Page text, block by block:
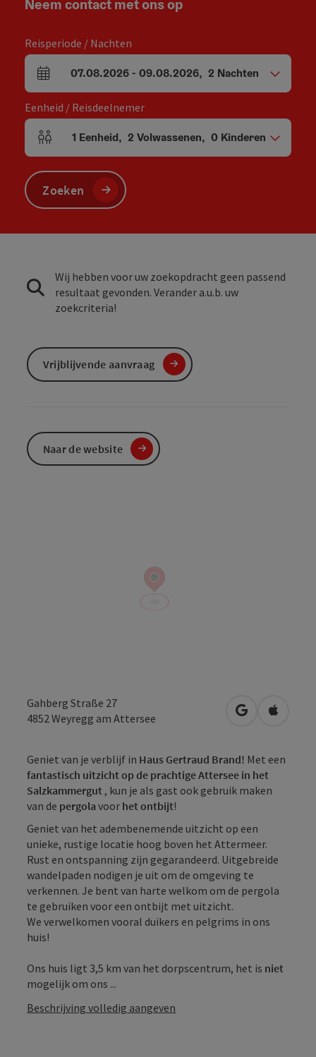
Gahberg Straße 27
4852 Weyregg am Attersee Openen in
Geniet van je verblijf in Haus Gertraud Brand! Met een
fantastisch uitzicht op de prachtige Attersee in het
Salzkammergut , kun je als gast ook gebruik maken
van de pergolavoor het ontbijt!
Geniet van het adembenemende uitzicht op een
unieke, rustige locatie hoog boven het Attermeer.
Rust en ontspanning zijn gegarandeerd. Uitgebreide
wandelpaden nodigen je uit om de omgeving te
verkennen. Je bent van harte welkom om de pergola
te gebruiken voor een ontbijt met uitzicht.
We verwelkomen vooral duikers en pelgrims in ons
huis!
Ons huis ligt 3,5 km van het dorpscentrum, het is niet
mogelijk om ons ...
Beschrijving volledig aangeven
Neem contact met ons op
Reisperiode / Nachten
Velden voor aankomst en vertrek
07.08.2026- 09.08.2026, 2 Nachten
Eenheid / Reisdeelnemer
Aantal eenheden en persoonsvelden
1 Eenheid, 2 Volwassenen, 0 Kinderen
Zoeken
Wij hebben voor uw zoekopdracht geen passend
resultaat gevonden. Verander a.u.b. uw
zoekcriteria!
Vrijblijvende aanvraag
Naar de website